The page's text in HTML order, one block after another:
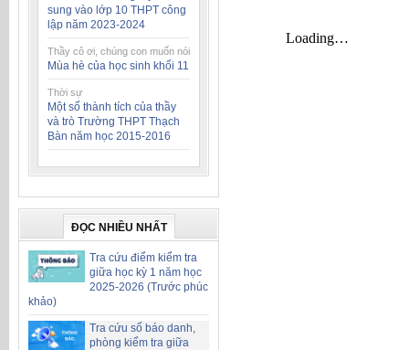
sung vào lớp 10 THPT công
lập năm 2023-2024
Thầy cô ơi, chúng con muốn nói
Mùa hè của học sinh khối 11
Thời sự
Một số thành tích của thầy
và trò Trường THPT Thạch
Bàn năm học 2015-2016
ĐỌC NHIỀU NHẤT
Tra cứu điểm kiểm tra
giữa học kỳ 1 năm học
2025-2026 (Trước phúc
khảo)
Tra cứu số báo danh,
phòng kiểm tra giữa